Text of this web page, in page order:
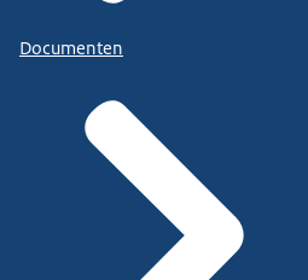
Documenten